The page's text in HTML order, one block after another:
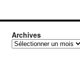
Archives
Archives